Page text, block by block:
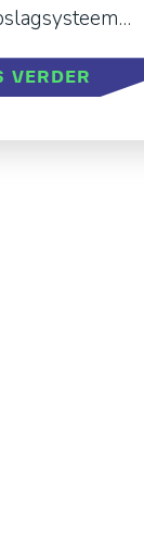
HET
VERDER